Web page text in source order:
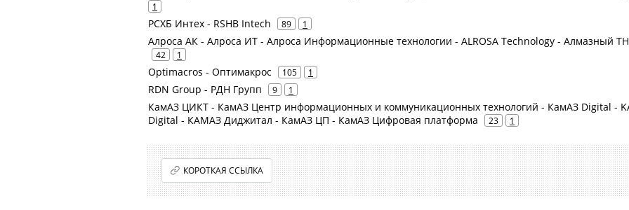
1
РСХБ Интех - RSHB Intech 89 1
Алроса АК - Алроса ИТ - Алроса Информационные технологии - ALROSA Technology - Алмазный
42 1
Optimacros - Оптимакрос 105 1
RDN Group - РДН Групп 9 1
КамАЗ ЦИКТ - КамАЗ Центр информационных и коммуникационных технологий - КамАЗ Digital -
Digital - КАМАЗ Диджитал - КамАЗ ЦП - КамАЗ Цифровая платформа
23 1
КОРОТКАЯ ССЫЛКА